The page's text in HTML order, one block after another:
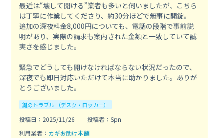
最近は“壊して開ける”業者も多いと伺いましたが、こちら
は丁寧に作業してくださり、約30分ほどで無事に開錠。
追加の深夜料金8,000円についても、電話の段階で事前説
明があり、実際の請求も案内された金額と一致していて誠
実さを感じました。
緊急でどうしても開けなければならない状況だったので、
深夜でも即日対応いただけて本当に助かりました。ありが
とうございました。
鍵のトラブル （デスク・ロッカー）
投稿日：2025/11/26
投稿者：Spn
利用業者： カギお助け本舗